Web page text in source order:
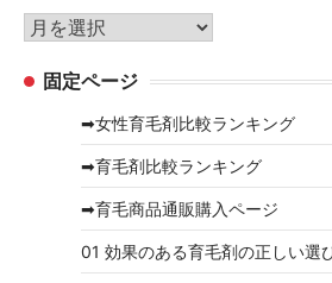
リ
ー
ア
カ 固定ページ
➡女性育毛剤比較ランキング
➡育毛剤比較ランキング
➡育毛商品通販購入ページ
01 効果のある育毛剤の正しい選